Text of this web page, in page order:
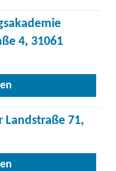
4, 31061
Landstraße 71,